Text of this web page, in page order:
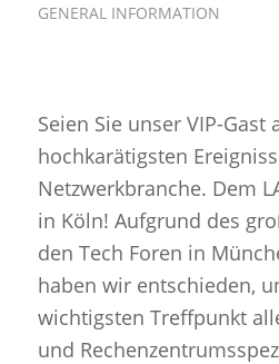
GENERAL INFORMATION
Seien Sie unser VIP-Gast
hochkarätigsten
Netzwerkbranche. Dem
in Köln! Aufgrund des
den Tech Foren in
haben wir entschieden,
wichtigsten Treffpunkt
und